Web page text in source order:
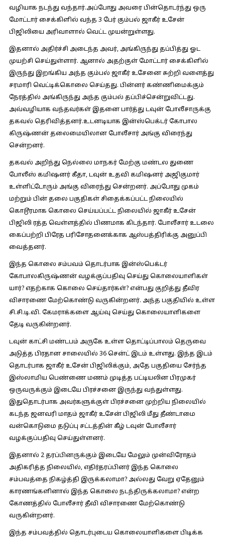
வழியாக நடந்து வந்தார்.அப்போது அவரை பின்தொடர்ந்து ஒரு
மோட்டார் சைக்கிளில் வந்த 3 பேர் கும்பல் ஜாகீர் உசேன்
பிஜிலியை அரிவாளால் வெட்ட முயன்றுள்ளது.
இதனால் அதிர்ச்சி அடைந்த அவர், அங்கிருந்து தப்பித்து ஓட
முயற்சி செய்துள்ளார். ஆனால் அதற்குள் மோட்டார் சைக்கிளில்
இருந்து இறங்கிய அந்த கும்பல் ஜாகீர் உசேனை சுற்றி வளைத்து
சரமாரி வெட்டிக்கொலை செய்தது. பின்னர் கண்ணிமைக்கும்
நேரத்தில் அங்கிருந்து அந்த கும்பல் தப்பிச்சென்றுவிட்டது.
அவ்வழியாக வந்தவர்கள் இதனை பார்த்து டவுன் போலீசாருக்கு
தகவல் தெரிவித்தனர்.உடனடியாக இன்ஸ்பெக்டர் கோபால
கிருஷ்ணன் தலைமையிலான போலீசார் அங்கு விரைந்து
சென்றனர்.
தகவல் அறிந்து நெல்லை மாநகர் மேற்கு மண்டல துணை
போலீஸ் கமிஷனர் கீதா, டவுன் உதவி கமிஷனர் அஜிகுமார்
உள்ளிட்டோரும் அங்கு விரைந்து சென்றனர். அப்போது முகம்
மற்றும் பின் தலை பகுதிகள் சிதைக்கப்பட்ட நிலையில்
கொடூரமாக கொலை செய்யப்பட்ட நிலையில் ஜாகீர் உசேன்
பிஜிலி ரத்த வெள்ளத்தில் பிணமாக கிடந்தார். போலீசார் உடலை
கைப்பற்றி பிரேத பரிசோதனைக்காக ஆஸ்பத்திரிக்கு அனுப்பி
வைத்தனர்.
இந்த கொலை சம்பவம் தொடர்பாக இன்ஸ்பெக்டர்
கோபாலகிருஷ்ணன் வழக்குப்பதிவு செய்து கொலையாளிகள்
யார்? எதற்காக கொலை செய்தார்கள்? என்பது குறித்து தீவிர
விசாரணை மேற்கொண்டு வருகின்றனர். அந்த பகுதியில் உள்ள
சி.சி.டி.வி. கேமராக்களை ஆய்வு செய்து கொலையாளிகளை
தேடி வருகின்றனர்.
டவுன் காட்சி மண்டபம் அருகே உள்ள தொட்டிப்பாலம் தெருவை
அடுத்த பிரதான சாலையில் 36 சென்ட் இடம் உள்ளது. இந்த இடம்
தொடர்பாக ஜாகீர் உசேன் பிஜிலிக்கும், அதே பகுதியை சேர்ந்த
இஸ்லாமிய பெண்ணை மணம் முடித்த பட்டியலின பிரமுகர்
ஒருவருக்கும் இடையே பிரச்சனை இருந்து வந்துள்ளது.
இதுதொடர்பாக அவர்களுக்குள் பிரச்சனை முற்றிய நிலையில்
கடந்த ஜனவரி மாதம் ஜாகீர் உசேன் பிஜிலி மீது தீண்டாமை
வன்கொடுமை தடுப்பு சட்டத்தின் கீழ் டவுன் போலீசார்
வழக்குப்பதிவு செய்துள்ளனர்.
இதனால் 2 தரப்பினருக்கும் இடையே மேலும் முன்விரோதம்
அதிகரித்த நிலையில், எதிர்தரப்பினர் இந்த கொலை
சம்பவத்தை நிகழ்த்தி இருக்கலாமா? அல்லது வேறு ஏதேனும்
காரணங்களினால் இந்த கொலை நடந்திருக்கலாமா? என்ற
கோணத்தில் போலீசார் தீவி விசாரணை மேற்கொண்டு
வருகின்றனர்.
இந்த சம்பவத்தில் தொடர்புடைய கொலையாளிகளை பிடிக்க